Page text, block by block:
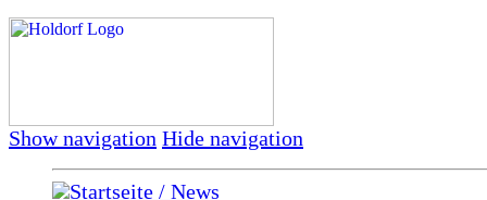
Show navigation Hide navigation
Startseite / News